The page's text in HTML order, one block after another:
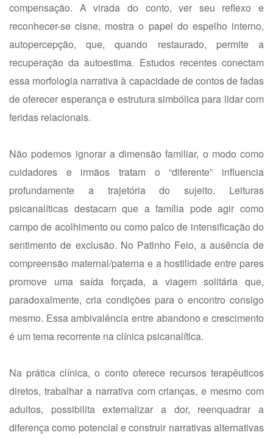
compensação. A virada do conto, ver seu reflexo e
reconhecer-se cisne, mostra o papel do espelho interno,
autopercepção, que, quando restaurado, permite a
recuperação da autoestima. Estudos recentes conectam
essa morfologia narrativa à capacidade de contos de fadas
de oferecer esperança e estrutura simbólica para lidar com
feridas relacionais.
Não podemos ignorar a dimensão familiar, o modo como
cuidadores e irmãos tratam o “diferente” influencia
profundamente a trajetória do sujeito. Leituras
psicanalíticas destacam que a família pode agir como
campo de acolhimento ou como palco de intensificação do
sentimento de exclusão. No Patinho Feio, a ausência de
compreensão maternal/paterna e a hostilidade entre pares
promove uma saída forçada, a viagem solitária que,
paradoxalmente, cria condições para o encontro consigo
mesmo. Essa ambivalência entre abandono e crescimento
é um tema recorrente na clínica psicanalítica.
Na prática clínica, o conto oferece recursos terapêuticos
diretos, trabalhar a narrativa com crianças, e mesmo com
adultos, possibilita externalizar a dor, reenquadrar a
diferença como potencial e construir narrativas alternativas